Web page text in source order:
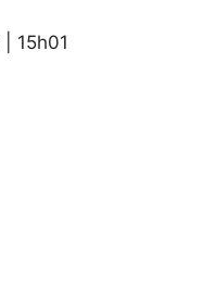
15h01